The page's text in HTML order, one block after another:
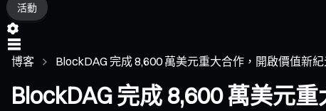
活動
博客 BlockDAG 完成 8,600 萬美元重大合作，開啟價值新
BlockDAG 完成 8,600 萬美元